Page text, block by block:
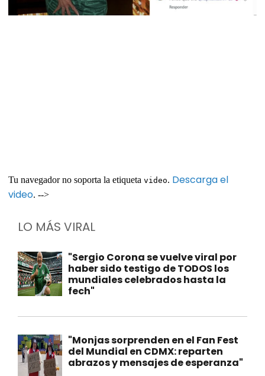
Tu navegador no soporta la etiqueta video. Descarga el
video. -->
LO MÁS VIRAL
"Sergio Corona se vuelve viral por
haber sido testigo de TODOS los
mundiales celebrados hasta la
fech"
"Monjas sorprenden en el Fan Fest
del Mundial en CDMX: reparten
abrazos y mensajes de esperanza"